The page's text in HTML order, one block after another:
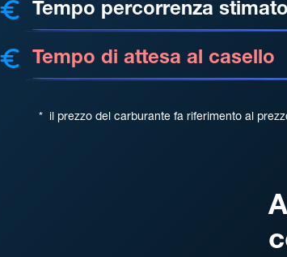
Tempo percorrenza stimato
Tempo di attesa al casello
* il prezzo del carburante fa riferimento al